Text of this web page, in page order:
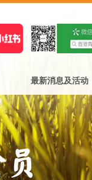
最新消息及活动